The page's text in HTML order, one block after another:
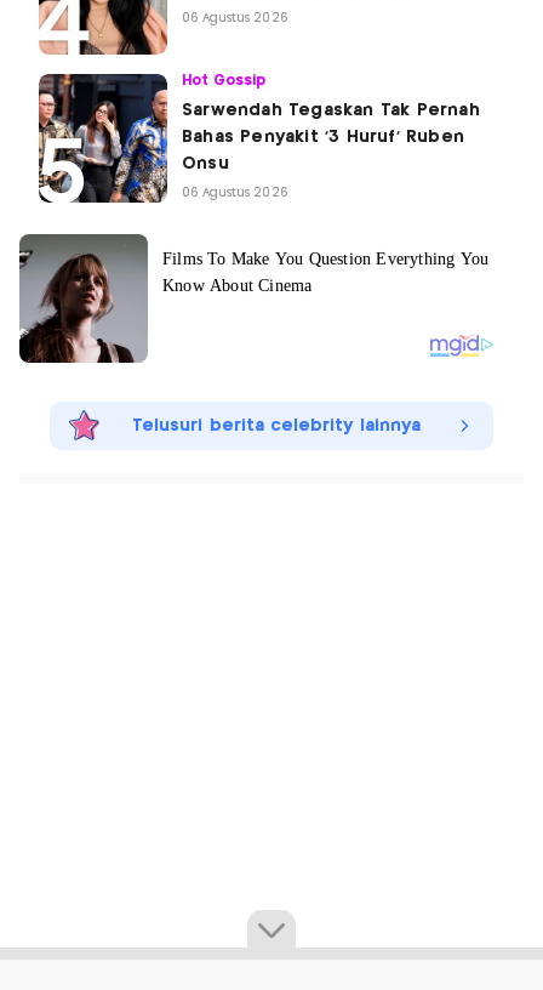
06 Agustus 2026
Hot Gossip
Sarwendah Tegaskan Tak Pernah
Bahas Penyakit '3 Huruf' Ruben
Onsu
06 Agustus 2026
Telusuri berita celebrity lainnya